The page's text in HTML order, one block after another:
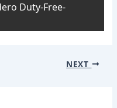
Duty-Free-
NEXT